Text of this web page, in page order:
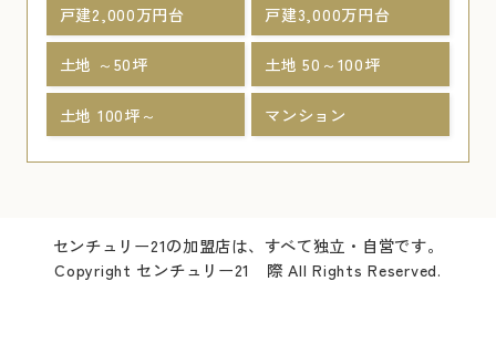
戸建2,000万円台 戸建3,000万円台
土地 ～50坪 土地 50～100坪
土地 100坪～ マンション
センチュリー21の加盟店は、すべて独立・自営です。
Copyright センチュリー21 際 All Rights Reserved.